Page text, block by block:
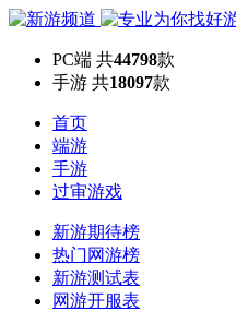
PC端 共44798款
手游 共18097款
首页
端游
手游
过审游戏
新游期待榜
热门网游榜
新游测试表
网游开服表